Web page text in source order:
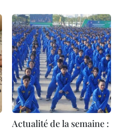
Actualité de la semaine :